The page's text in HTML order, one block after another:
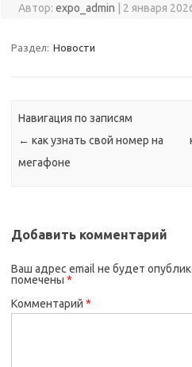
Автор: expo_admin 2 января
Раздел: Новости
Навигация по записям
← как узнать свой номер на
мегафоне
Добавить комментарий
Ваш адрес email не будет
помечены *
Комментарий *